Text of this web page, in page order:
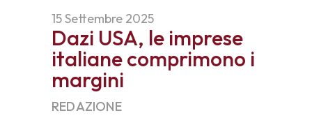
15 Settembre 2025
Dazi USA, le imprese
italiane comprimono i
margini
REDAZIONE